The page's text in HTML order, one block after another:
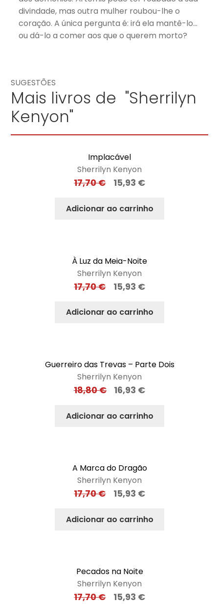
divindade, mas outra mulher roubou-lhe o
coração. A única pergunta é: irá ela mantê-lo…
ou dá-lo a comer aos que o querem morto?
SUGESTÕES
Mais livros de "Sherrilyn
Kenyon"
Implacável
Sherrilyn Kenyon
17,70€ 15,93 €
Adicionar ao carrinho
À Luz da Meia-Noite
Sherrilyn Kenyon
17,70€ 15,93 €
Adicionar ao carrinho
Guerreiro das Trevas – Parte Dois
Sherrilyn Kenyon
18,80€ 16,93 €
Adicionar ao carrinho
A Marca do Dragão
Sherrilyn Kenyon
17,70€ 15,93 €
Adicionar ao carrinho
Pecados na Noite
Sherrilyn Kenyon
17,70€ 15,93 €